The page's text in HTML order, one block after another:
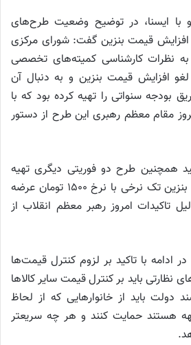
با ایسنا، در توضیح وضعیت طرح‌های
افزایش قیمت بنزین گفت: شورای مرکزی
به نظرات کارشناسی کمیته‌های تخصصی
افزایش قیمت بنزین و به دنبال آن
بودجه سنواتی را تهیه کرده بود که با
مقام معظم رهبری این طرح از دستور
همچنین طرح دو فوریتی دیگری تهیه
کرده بود که بر مبنای آن بنزین تک نرخی با نرخ ۱۵۰۰ تومان عرضه
تاکیدات امروز رهبر معظم انقلاب از
ادامه با تاکید بر لزوم کنترل قیمت‌ها
نظارتی باید بر کنترل قیمت سایر کالا‌ها
دولت باید از خانوار‌هایی که از لحاظ
هستند حمایت کنند و هر چه سریعتر